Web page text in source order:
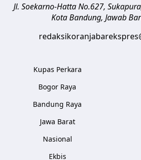
Jl. Soekarno-Hatta No.627,
Kota Bandung, Jawab
Kupas Perkara
Bogor Raya
Bandung Raya
Jawa Barat
Nasional
Ekbis